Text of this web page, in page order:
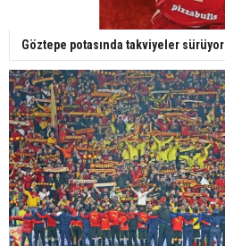
Göztepe potasında takviyeler sürüyor